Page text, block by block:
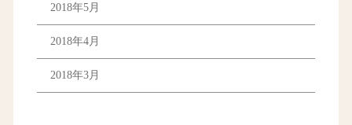
2018年5月
2018年4月
2018年3月